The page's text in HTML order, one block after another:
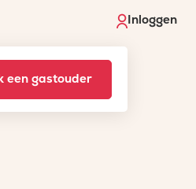
Inloggen
een gastouder